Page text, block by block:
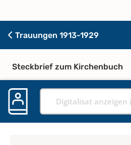
Trauungen 1913-1929
Steckbrief zum Kirchenbuch
Digitalisat anzeigen